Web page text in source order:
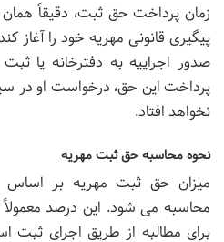
زمان پرداخت حق ثبت، دقیقاً
پیگیری قانونی مهریه خود را آغاز
صدور اجراییه به دفترخانه یا
پرداخت این حق، درخواست او در
نخواهد افتاد.
نحوه محاسبه حق ثبت مهریه
میزان حق ثبت مهریه بر
برای مطالبه از طریق اجرای ثبت